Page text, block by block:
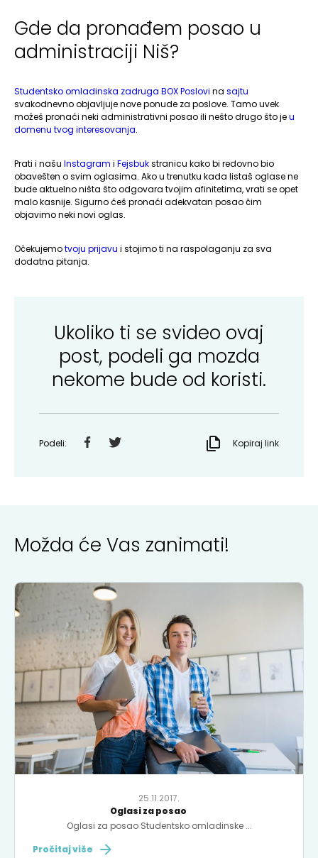
Gde da pronađem posao u
administraciji Niš?
Studentsko omladinska zadruga BOX Poslovi na sajtu
svakodnevno objavljuje nove ponude za poslove. Tamo uvek
možeš pronaći neki administrativni posao ili nešto drugo što jeu
domenu tvog interesovanja.
Prati i našu Instagram i Fejsbukstranicu kako bi redovno bio
obavešten o svim oglasima. Ako u trenutku kada listaš oglase ne
bude aktuelno ništa što odgovara tvojim afinitetima, vrati se opet
malo kasnije. Sigurno ćeš pronaći adekvatan posao čim
objavimo neki novi oglas.
Očekujemotvoju prijavu i stojimo ti na raspolaganju za sva
dodatna pitanja.
Ukoliko ti se svideo ovaj
post, podeli ga mozda
nekome bude od koristi.
Podeli: Kopiraj link
Možda će Vas zanimati!
25.11.2017.
Oglasi za posao
Oglasi za posao Studentsko omladinske ...
Pročitaj više